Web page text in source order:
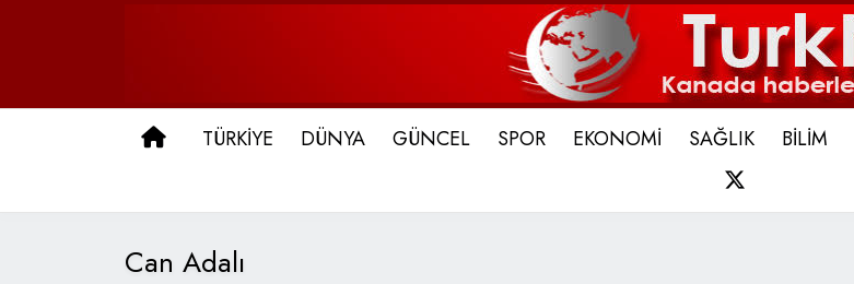
ANA SAYFA
TÜRKİYE DÜNYA GÜNCEL SPOR EKONOMİ SAĞLIK BİLİM
Can Adalı